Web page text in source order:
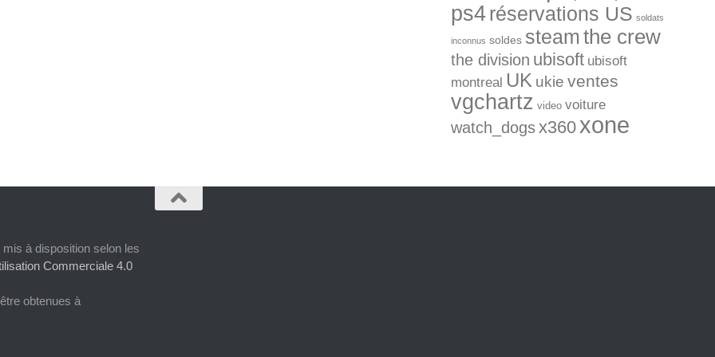
ps4réservations US soldats
inconnus soldes steamthe crew
the division ubisoft ubisoft
montreal UK ukie ventes
vgchartz video voiture
watch_dogsx360 xone
à disposition selon les
Commerciale 4.0
obtenues à